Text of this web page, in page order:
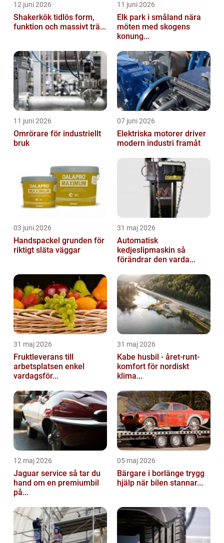
12 juni 2026
Shakerkök tidlös form,
funktion och massivt trä...
11 juni 2026
Elk park i småland nära
möten med skogens
konung...
11 juni 2026
Omrörare för industriellt
bruk
07 juni 2026
Elektriska motorer driver
modern industri framåt
03 juni 2026
Handspackel grunden för
riktigt släta väggar
31 maj 2026
Automatisk
kedjeslipmaskin så
förändrar den varda...
31 maj 2026
Fruktleverans till
arbetsplatsen enkel
vardagsför...
31 maj 2026
Kabe husbil - året-runt-
komfort för nordiskt
klima...
12 maj 2026
Jaguar service så tar du
hand om en premiumbil
på...
05 maj 2026
Bärgare i borlänge trygg
hjälp när bilen stannar...